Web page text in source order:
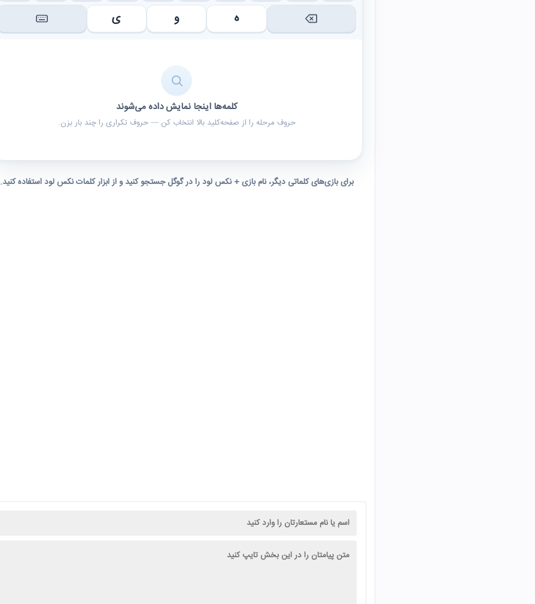
ه
و ی
کلمه‌ها اینجا نمایش داده می‌شوند
حروف مرحله را از صفحه‌کلید بالا انتخاب کن — حروف تکراری را چند بار بزن.
برای بازی‌های کلماتی دیگر، نام بازی + نکس لود را در گوگل جستجو کنید و از ابزار کلمات نکس لود استفاده کنید.